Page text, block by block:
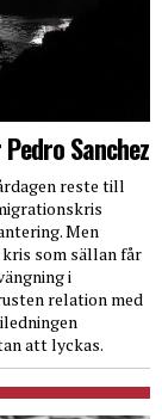
Sanchez
reste till
Men
som sällan får
i
relation med
att lyckas.